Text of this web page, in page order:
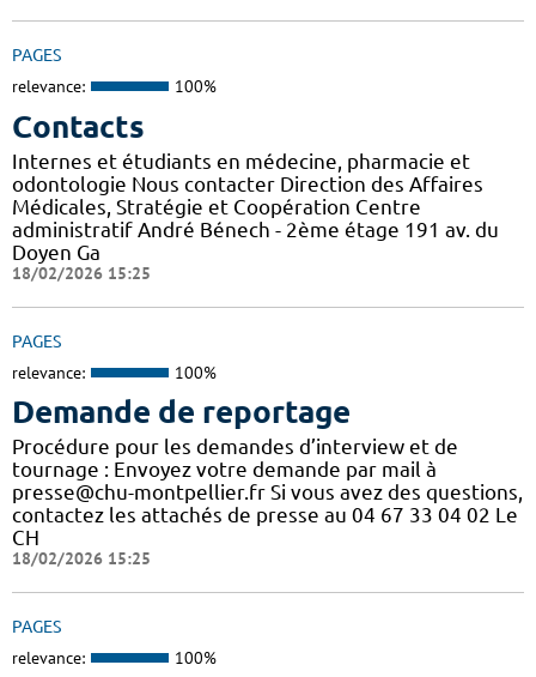
PAGES
relevance: 100%
Contacts
Internes et étudiants en médecine, pharmacie et
odontologie Nous contacter Direction des Affaires
Médicales, Stratégie et Coopération Centre
administratif André Bénech - 2ème étage 191 av. du
Doyen Ga
18/02/2026 15:25
PAGES
relevance: 100%
Demande de reportage
Procédure pour les demandes d’interview et de
tournage : Envoyez votre demande par mail à
presse@chu-montpellier.fr Si vous avez des questions,
contactez les attachés de presse au 04 67 33 04 02 Le
CH
18/02/2026 15:25
PAGES
relevance: 100%